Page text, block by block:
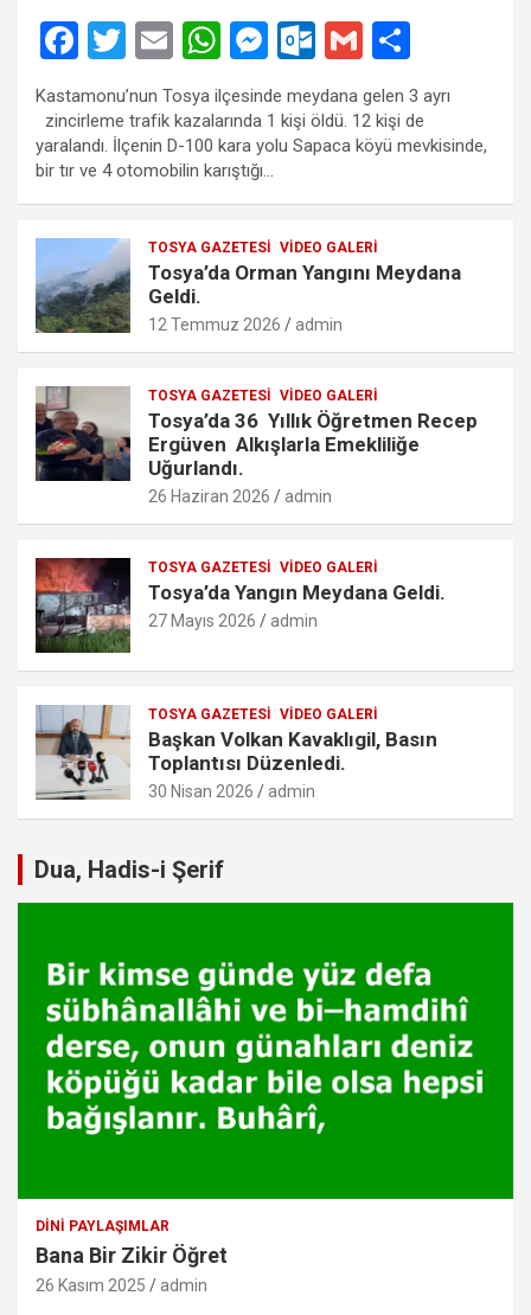
F
ce
b
o
o
k
T
wi
tt
er
E
ail
W
at
s
A
p
M
es
se
n
g
er
O
ut
lo
o
o
G
m
ail
h
ar
e
Kastamonu’nun Tosya ilçesinde meydana gelen 3 ayrı
zincirleme trafik kazalarında 1 kişi öldü. 12 kişi de
yaralandı. İlçenin D-100 kara yolu Sapaca köyü mevkisinde,
bir tır ve 4 otomobilin karıştığı…
TOSYA GAZETESI VIDEO GALERI
Tosya’da Orman Yangını Meydana
Geldi.
12 Temmuz 2026 admin
TOSYA GAZETESI VIDEO GALERI
Tosya’da 36 Yıllık Öğretmen Recep
Ergüven Alkışlarla Emekliliğe
Uğurlandı.
26 Haziran 2026 admin
TOSYA GAZETESI VIDEO GALERI
Tosya’da Yangın Meydana Geldi.
27 Mayıs 2026 admin
TOSYA GAZETESI VIDEO GALERI
Başkan Volkan Kavaklıgil, Basın
Toplantısı Düzenledi.
30 Nisan 2026 admin
Dua, Hadis-i Şerif
DINI PAYLAŞIMLAR
Bana Bir Zikir Öğret
26 Kasım 2025 admin